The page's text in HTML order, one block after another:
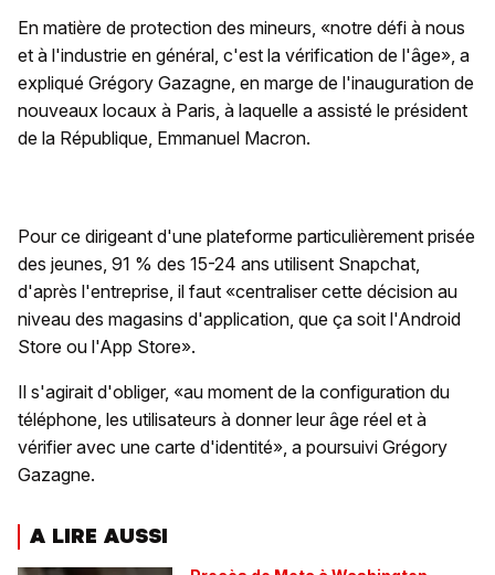
En matière de protection des mineurs, «notre défi à nous
et à l'industrie en général, c'est la vérification de l'âge», a
expliqué Grégory Gazagne, en marge de l'inauguration de
nouveaux locaux à Paris, à laquelle a assisté le président
de la République, Emmanuel Macron.
Pour ce dirigeant d'une plateforme particulièrement prisée
des jeunes, 91 % des 15-24 ans utilisent Snapchat,
d'après l'entreprise, il faut «centraliser cette décision au
niveau des magasins d'application, que ça soit l'Android
Store ou l'App Store».
Il s'agirait d'obliger, «au moment de la configuration du
téléphone, les utilisateurs à donner leur âge réel et à
vérifier avec une carte d'identité», a poursuivi Grégory
Gazagne.
A LIRE AUSSI